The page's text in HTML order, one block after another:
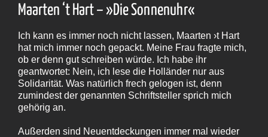
Maarten ‘t Hart – »Die Sonnenuhr«
Ich kann es immer noch nicht lassen, Maarten ›t Hart
hat mich immer noch gepackt. Meine Frau fragte mich,
ob er denn gut schreiben würde. Ich habe ihr
geantwortet: Nein, ich lese die Holländer nur aus
Solidarität. Was natürlich frech gelogen ist, denn
zumindest der genannten Schriftsteller sprich mich
gehörig an.
Außerden sind Neuentdeckungen immer mal wieder